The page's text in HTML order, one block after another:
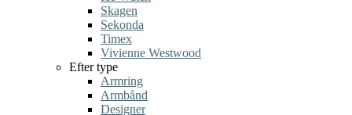
Skagen
Sekonda
Timex
Vivienne Westwood
Efter type
Armring
Armbånd
Designer